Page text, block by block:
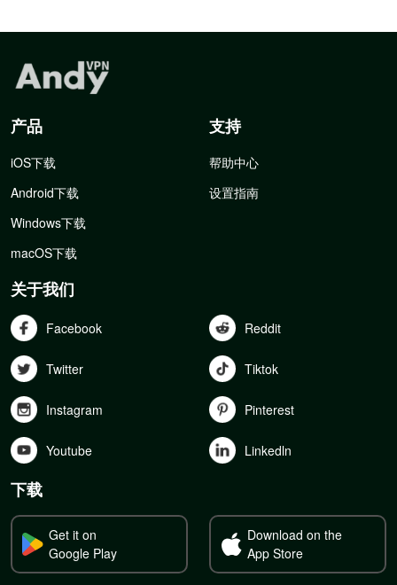
产品
iOS下载
Android下载
Windows下载
macOS下载
支持
帮助中心
设置指南
关于我们
Facebook Reddit
Twitter Tiktok
Instagram Pinterest
Youtube Linkedln
下载
Get it on
Google Play
Download on the
App Store